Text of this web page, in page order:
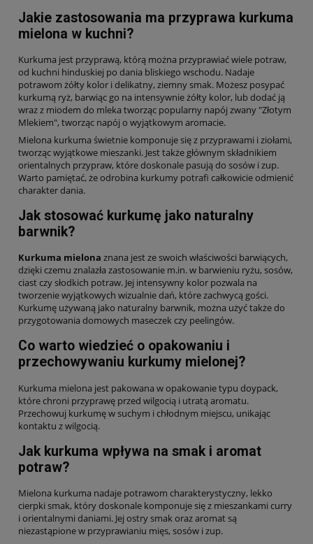
Jakie zastosowania ma przyprawa kurkuma
mielona w kuchni?
Kurkuma jest przyprawą, którą można przyprawiać wiele potraw,
od kuchni hinduskiej po dania bliskiego wschodu. Nadaje
potrawom żółty kolor i delikatny, ziemny smak. Możesz posypać
kurkumą ryż, barwiąc go na intensywnie żółty kolor, lub dodać ją
wraz z miodem do mleka tworząc popularny napój zwany "Złotym
Mlekiem", tworząc napój o wyjątkowym aromacie.
Mielona kurkuma świetnie komponuje się z przyprawami i ziołami,
tworząc wyjątkowe mieszanki. Jest także głównym składnikiem
orientalnych przypraw, które doskonale pasują do sosów i zup.
Warto pamiętać, że odrobina kurkumy potrafi całkowicie odmienić
charakter dania.
Jak stosować kurkumę jako naturalny
barwnik?
Kurkuma mielona znana jest ze swoich właściwości barwiących,
dzięki czemu znalazła zastosowanie m.in. w barwieniu ryżu, sosów,
ciast czy słodkich potraw. Jej intensywny kolor pozwala na
tworzenie wyjątkowych wizualnie dań, które zachwycą gości.
Kurkumę używaną jako naturalny barwnik, można użyć także do
przygotowania domowych maseczek czy peelingów.
Co warto wiedzieć o opakowaniu i
przechowywaniu kurkumy mielonej?
Kurkuma mielona jest pakowana w opakowanie typu doypack,
które chroni przyprawę przed wilgocią i utratą aromatu.
Przechowuj kurkumę w suchym i chłodnym miejscu, unikając
kontaktu z wilgocią.
Jak kurkuma wpływa na smak i aromat
potraw?
Mielona kurkuma nadaje potrawom charakterystyczny, lekko
cierpki smak, który doskonale komponuje się z mieszankami curry
i orientalnymi daniami. Jej ostry smak oraz aromat są
niezastąpione w przyprawianiu mięs, sosów i zup.